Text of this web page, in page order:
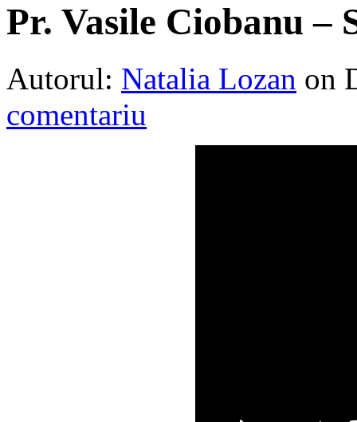
Pr. Vasile Ciobanu –
Autorul: Natalia Lozan on
comentariu